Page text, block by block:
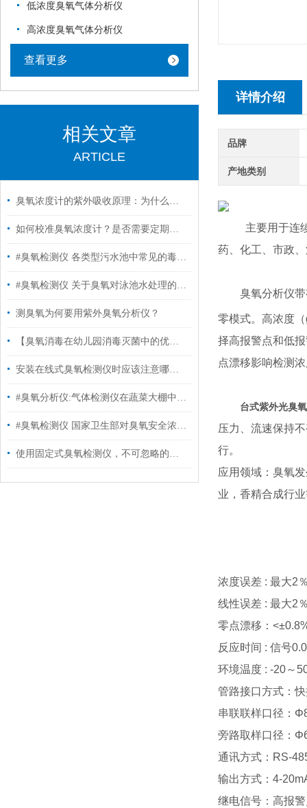
低浓度臭氧气体分析仪
高浓度臭氧气体分析仪
查看更多
相关文章
ARTICLE
臭氧浓度计的紫外吸收原理：为什么它是行业金标准？
如何校准臭氧浓度计？是否需要定期维护？
#臭氧检测仪 各类型污水池中常见的毒化物质
#臭氧检测仪 关于臭氧对泳池水处理的几点建议
测臭氧为何要用紫外臭氧分析仪？
【臭氧消毒在幼儿园消毒灭菌中的优势有哪些?#臭氧消毒#】
安装在线式臭氧检测仪时应该注意哪些要点
#臭氧分析仪:气体检测仪在蔬菜大棚中的应用
#臭氧检测仪 国家卫生部对臭氧安全浓度的规定
使用固定式臭氧检测仪，不可忽略的几个特性
详情介绍
品牌
产地类别
主要用于连
药、化工、市政
臭氧分析仪
零模式。高浓度
择高报警点和低
点漂移影响检测
台式紫外光臭
压力、流速保持
行。
应用领域：臭氧
业，香精合成行
浓度误差 : 最大2
线性误差 : 最大2
零点漂移：
反应时间 : 信号
环境温度 : -20～
管路接口方式：
串联联样口径：
旁路取样口径：
通讯方式：RS-
输出方式：4-
继电信号：高报